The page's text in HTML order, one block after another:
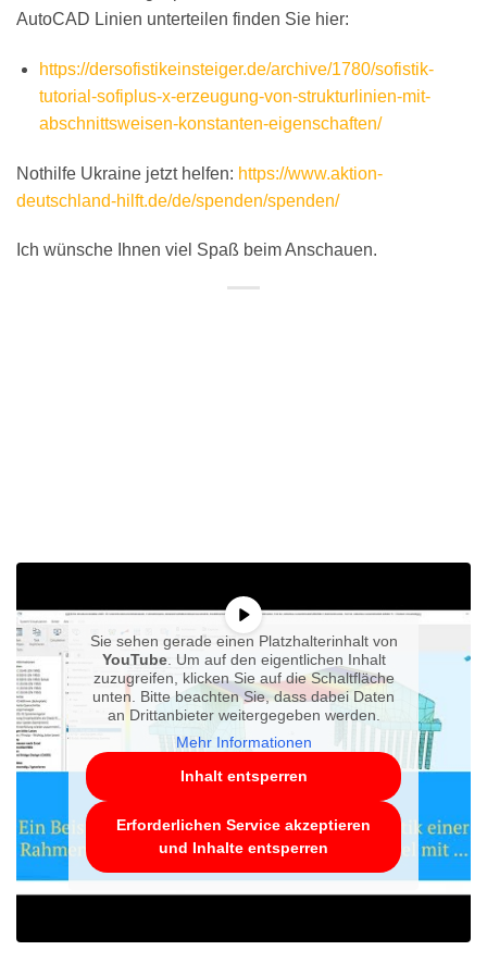
AutoCAD Linien unterteilen finden Sie hier:
https://dersofistikeinsteiger.de/archive/1780/sofistik-
tutorial-sofiplus-x-erzeugung-von-strukturlinien-mit-
abschnittsweisen-konstanten-eigenschaften/
Nothilfe Ukraine jetzt helfen: https://www.aktion-
deutschland-hilft.de/de/spenden/spenden/
Ich wünsche Ihnen viel Spaß beim Anschauen.
Sie sehen gerade einen Platzhalterinhalt von
YouTube. Um auf den eigentlichen Inhalt
zuzugreifen, klicken Sie auf die Schaltfläche
unten. Bitte beachten Sie, dass dabei Daten
an Drittanbieter weitergegeben werden.
Mehr Informationen
Inhalt entsperren
Erforderlichen Service akzeptieren
und Inhalte entsperren